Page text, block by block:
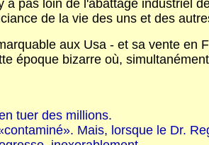
pas loin de l'abattage industriel
de la vie des uns et des
aux Usa - et sa vente en
époque bizarre où,
tuer des millions.
Mais, lorsque le Dr.